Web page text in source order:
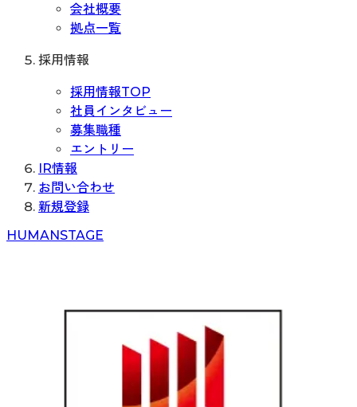
会社概要
拠点一覧
採用情報
採用情報TOP
社員インタビュー
募集職種
エントリー
IR情報
お問い合わせ
新規登録
HUMANSTAGE